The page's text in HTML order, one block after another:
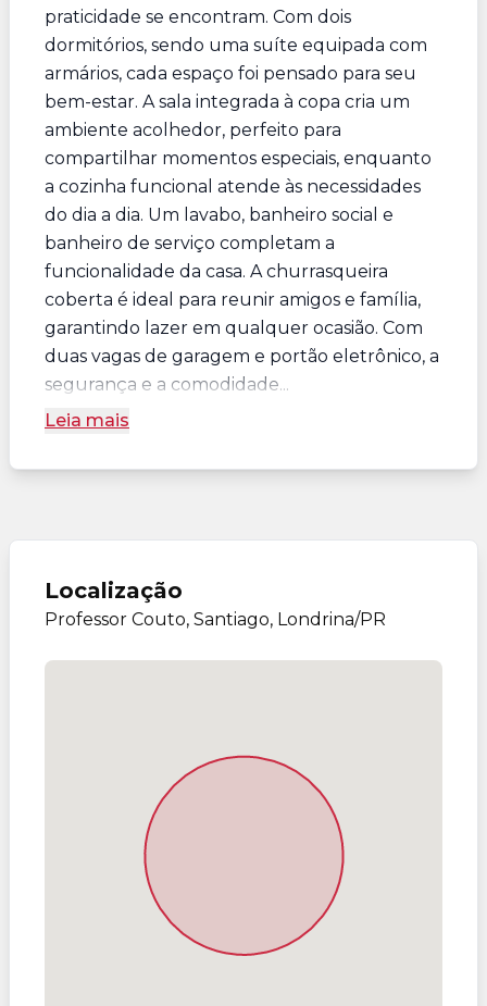
praticidade se encontram. Com dois
dormitórios, sendo uma suíte equipada com
armários, cada espaço foi pensado para seu
bem-estar. A sala integrada à copa cria um
ambiente acolhedor, perfeito para
compartilhar momentos especiais, enquanto
a cozinha funcional atende às necessidades
do dia a dia. Um lavabo, banheiro social e
banheiro de serviço completam a
funcionalidade da casa. A churrasqueira
coberta é ideal para reunir amigos e família,
garantindo lazer em qualquer ocasião. Com
duas vagas de garagem e portão eletrônico, a
segurança e a comodidade...
Leia mais
Localização
Professor Couto, Santiago, Londrina/PR